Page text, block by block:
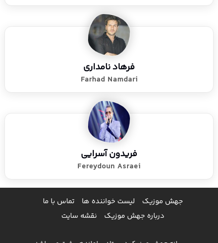
فرهاد نامداری
Farhad Namdari
فریدون آسرایی
Fereydoun Asraei
جهش موزیک لیست خواننده ها
تماس با ما
درباره جهش موزیک
نقشه سایت